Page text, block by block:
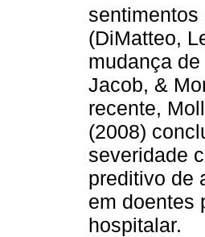
sentimentos
(DiMatteo,
mudança
Jacob, &
recente,
(2008)
severidade
preditivo de
em doentes
hospitalar.